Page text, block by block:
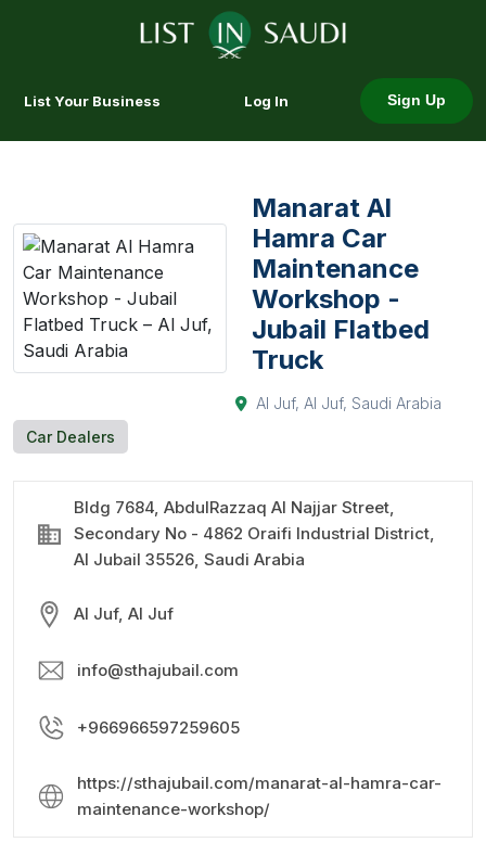
List Your Business Log In Sign Up
Manarat Al
Hamra Car
Maintenance
Workshop -
Jubail Flatbed
Truck
Al Juf, Al Juf, Saudi Arabia
Car Dealers
Bldg 7684, AbdulRazzaq Al Najjar Street,
Secondary No - 4862 Oraifi Industrial District,
Al Jubail 35526, Saudi Arabia
Al Juf, Al Juf
info@sthajubail.com
+966966597259605
https://sthajubail.com/manarat-al-hamra-car-
maintenance-workshop/